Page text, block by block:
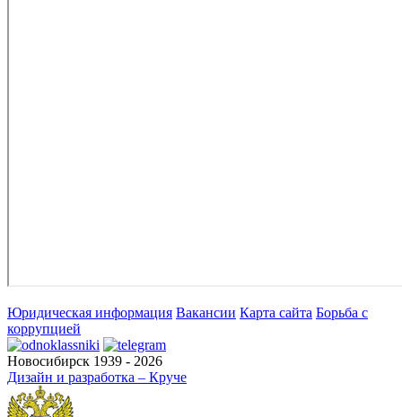
Юридическая информация Вакансии Карта сайта Борьба с
коррупцией
Новосибирск 1939 - 2026
Дизайн и разработка – Круче